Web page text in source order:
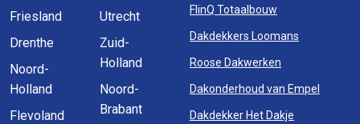
Friesland
Drenthe
Noord-
Holland
Flevoland
Utrecht
Zuid-
Holland
Noord-
Brabant
FlinQ Totaalbouw
Dakdekkers Loomans
Roose Dakwerken
Dakonderhoud van Empel
Dakdekker Het Dakje